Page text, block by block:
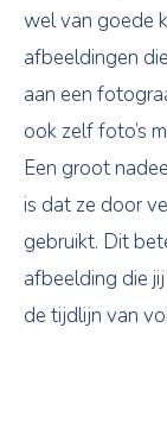
wel van goede
afbeeldingen
aan een
ook zelf foto’s
Een groot
is dat ze door
gebruikt. Dit
afbeelding die
de tijdlijn van